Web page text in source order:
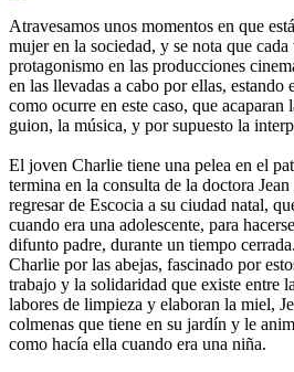
Atravesamos unos momentos en que
mujer en la sociedad, y se nota que cada
protagonismo en las producciones
en las llevadas a cabo por ellas, estando
como ocurre en este caso, que
guion, la música, y por supuesto la
El joven Charlie tiene una pelea en el
termina en la consulta de la doctora
regresar de Escocia a su ciudad natal,
cuando era una adolescente, para
difunto padre, durante un tiempo
Charlie por las abejas, fascinado por
trabajo y la solidaridad que existe entre
labores de limpieza y elaboran la miel,
colmenas que tiene en su jardín y le
como hacía ella cuando era una niña.